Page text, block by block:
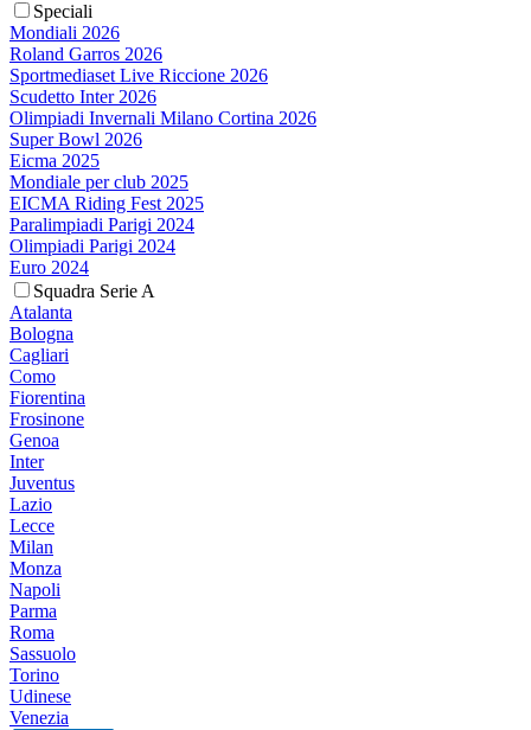
Speciali
Mondiali 2026
Roland Garros 2026
Sportmediaset Live Riccione 2026
Scudetto Inter 2026
Olimpiadi Invernali Milano Cortina 2026
Super Bowl 2026
Eicma 2025
Mondiale per club 2025
EICMA Riding Fest 2025
Paralimpiadi Parigi 2024
Olimpiadi Parigi 2024
Euro 2024
Squadra Serie A
Atalanta
Bologna
Cagliari
Como
Fiorentina
Frosinone
Genoa
Inter
Juventus
Lazio
Lecce
Milan
Monza
Napoli
Parma
Roma
Sassuolo
Torino
Udinese
Venezia